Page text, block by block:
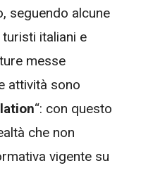
seguendo alcune
italiani e
messe
attività sono
“: con questo
che non
vigente su